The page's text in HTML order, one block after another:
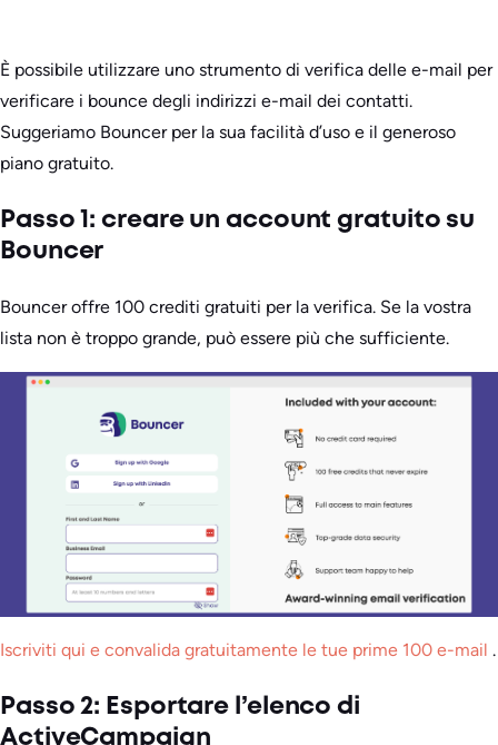
È possibile utilizzare uno strumento di verifica delle e-mail per
verificare i bounce degli indirizzi e-mail dei contatti.
Suggeriamo Bouncer per la sua facilità d’uso e il generoso
piano gratuito.
Passo 1: creare un account gratuito su
Bouncer
Bouncer offre 100 crediti gratuiti per la verifica. Se la vostra
lista non è troppo grande, può essere più che sufficiente.
Iscriviti qui e convalida gratuitamente le tue prime 100 e-mail .
Passo 2: Esportare l’elenco di
ActiveCampaign